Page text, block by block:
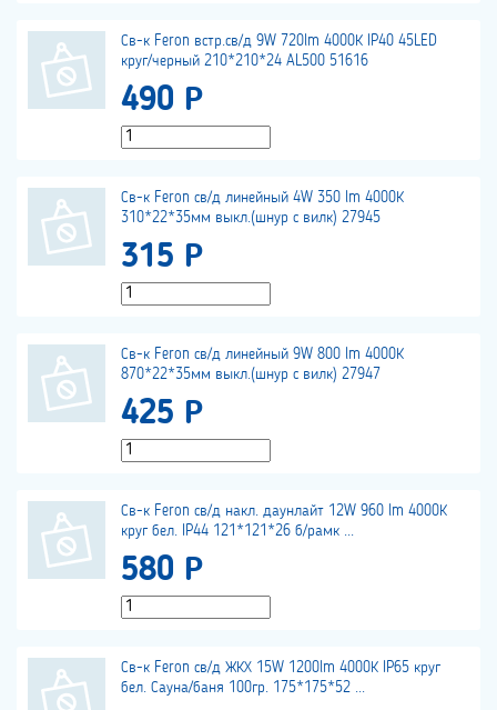
Св-к Feron встр.св/д 9W 720lm 4000К IP40 45LED
круг/черный 210*210*24 AL500 51616
490 Р
Св-к Feron св/д линейный 4W 350 lm 4000К
310*22*35мм выкл.(шнур с вилк) 27945
315 Р
Св-к Feron св/д линейный 9W 800 lm 4000К
870*22*35мм выкл.(шнур с вилк) 27947
425 Р
Св-к Feron св/д накл. даунлайт 12W 960 lm 4000К
круг бел. IP44 121*121*26 б/рамк ...
580 Р
Св-к Feron св/д ЖКХ 15W 1200lm 4000К IP65 круг
бел. Сауна/баня 100гр. 175*175*52 ...